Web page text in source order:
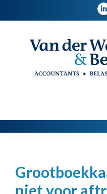
niet voor